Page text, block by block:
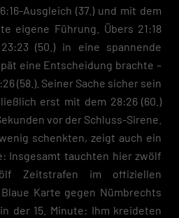
Ausgleich (37.) und mit dem
eigene Führung. Übers 21:18
(50.) in eine spannende
eine Entscheidung brachte –
(58.). Seiner Sache sicher sein
erst mit dem 28:26 (60.)
vor der Schluss-Sirene.
schenkten, zeigt auch ein
Insgesamt tauchten hier zwölf
Zeitstrafen im offiziellen
Karte gegen Nümbrechts
der 15. Minute: Ihm kreideten